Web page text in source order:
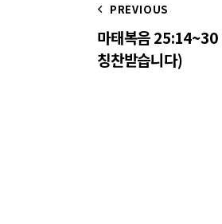
PREVIOUS
마태복음 25:14~30
칭찬받습니다)